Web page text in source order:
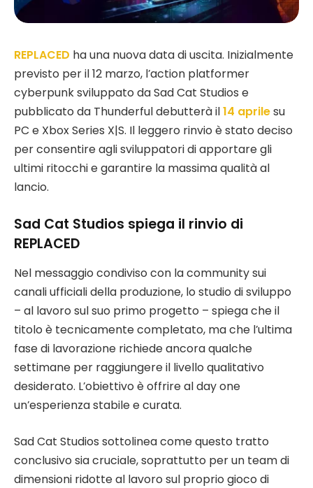
REPLACED ha una nuova data di uscita. Inizialmente
previsto per il 12 marzo, l’action platformer
cyberpunk sviluppato da Sad Cat Studios e
pubblicato da Thunderful debutterà il14 aprilesu
PC e Xbox Series X|S. Il leggero rinvio è stato deciso
per consentire agli sviluppatori di apportare gli
ultimi ritocchi e garantire la massima qualità al
lancio.
Sad Cat Studios spiega il rinvio di
REPLACED
Nel messaggio condiviso con la community sui
canali ufficiali della produzione, lo studio di sviluppo
– al lavoro sul suo primo progetto – spiega che il
titolo è tecnicamente completato, ma che l’ultima
fase di lavorazione richiede ancora qualche
settimane per raggiungere il livello qualitativo
desiderato. L’obiettivo è offrire al day one
un’esperienza stabile e curata.
Sad Cat Studios sottolinea come questo tratto
conclusivo sia cruciale, soprattutto per un team di
dimensioni ridotte al lavoro sul proprio gioco di